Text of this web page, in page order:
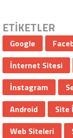
ETİKETLER
Google
İnternet Sitesi
İnstagram
Android
Site
Web Siteleri